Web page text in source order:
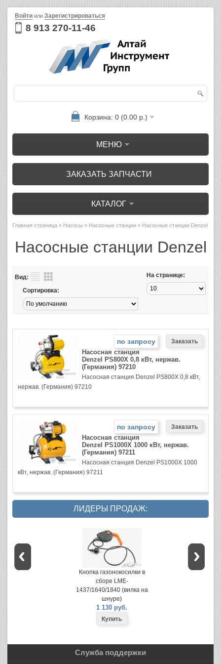
8 913 270-11-46
Войти или Зарегистрироваться
Корзина: 0 (0.00 р.)
МЕНЮ
ЗАКАЗАТЬ ЗАПЧАСТИ
КАТАЛОГ
Главная страница » Насосы » Насосные станции » Насосные станции Denzel
Насосные станции Denzel
Вид: На странице:
Сортировка:
по запросу
Насосная станция
Denzel PS800X 0,8 кВт, нержав.
(Германия) 97210
Насосная станция Denzel PS800X 0,8 кВт,
нержав. (Германия) 97210
по запросу
Насосная станция
Denzel PS1000X 1000 кВт, нержав.
(Германия) 97211
Насосная станция Denzel PS1000X 1000
кВт, нержав. (Германия) 97211
ЛИДЕРЫ ПРОДАЖ:
Кнопка газонокосилки в
сборе LME-
1437/1640/1840 (вилка на
шнуре)
1 130 руб.
Служба поддержки